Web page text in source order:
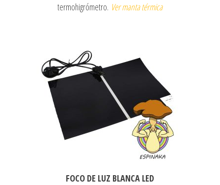
termohigrómetro. Ver manta térmica
FOCO DE LUZ BLANCA LED